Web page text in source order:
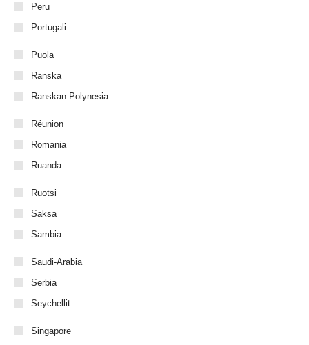
Peru
Portugali
Puola
Ranska
Ranskan Polynesia
Réunion
Romania
Ruanda
Ruotsi
Saksa
Sambia
Saudi-Arabia
Serbia
Seychellit
Singapore